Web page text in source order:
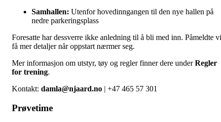
Samhallen: Utenfor hovedinngangen til den nye hallen på
nedre parkeringsplass
Foresatte har dessverre ikke anledning til å bli med inn. Påmeldte
få mer detaljer når oppstart nærmer seg.
Mer informasjon om utstyr, tøy og regler finner dere underRegler
for trening.
Kontakt: damla@njaard.no | +47 465 57 301
Prøvetime